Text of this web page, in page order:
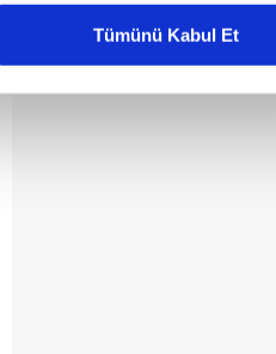
ait çerezler
hizmetlerinin sunulması
ve sizlere yönelik
kullanılacaktır.
ilişkin detaylı bilgi için
Tümünü Kabul Et